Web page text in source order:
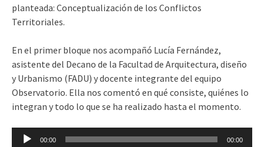
planteada: Conceptualización de los Conflictos
Territoriales.
En el primer bloque nos acompañó Lucía Fernández,
asistente del Decano de la Facultad de Arquitectura, diseño
y Urbanismo (FADU) y docente integrante del equipo
Observatorio. Ella nos comentó en qué consiste, quiénes lo
integran y todo lo que se ha realizado hasta el momento.
Reproductor
00:00 00:00